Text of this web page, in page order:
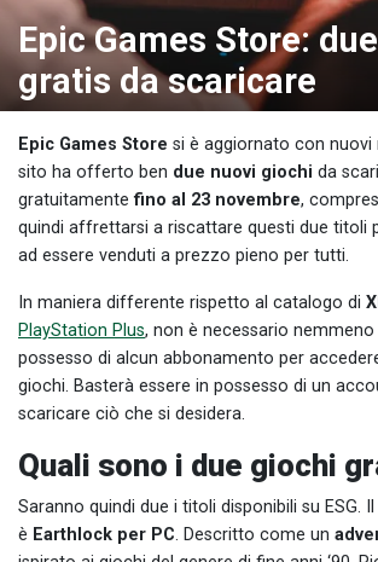
Epic Games Store:
gratis da scaricare
Epic Games Store si è aggiornato con nuovi
sito ha offerto ben due nuovi giochi da
gratuitamentefino al 23 novembre,
quindi affrettarsi a riscattare questi due titoli
ad essere venduti a prezzo pieno per tutti.
In maniera differente rispetto al catalogo di
PlayStation Plus, non è necessario nemmeno
possesso di alcun abbonamento per
giochi. Basterà essere in possesso di un
scaricare ciò che si desidera.
Quali sono i due giochi
Saranno quindi due i titoli disponibili su ESG.
è Earthlock per PC. Descritto come un